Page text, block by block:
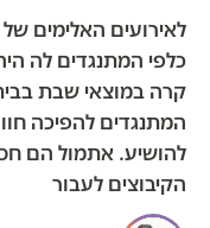
לאירועים האלימים
כלפי המתנגדים לה
קרה במוצאי שבת
המתנגדים להפיכה
להושיע. אתמול הם
הקיבוצים לעבור